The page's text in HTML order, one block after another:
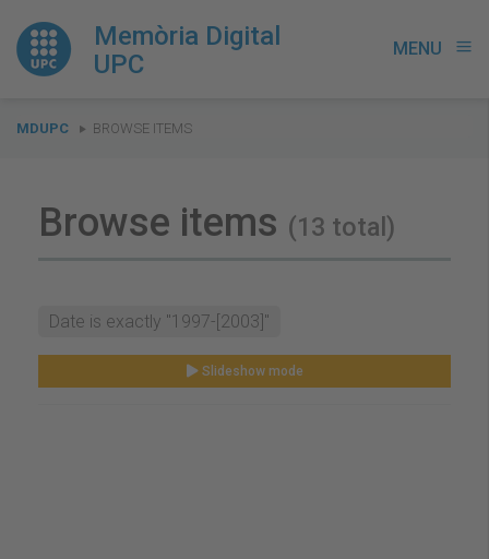
Memòria Digital
UPC
MENU menu
You
MDUPC BROWSE ITEMS
Browse items (13 total)
Date is exactly "1997-[2003]"
Slideshow mode